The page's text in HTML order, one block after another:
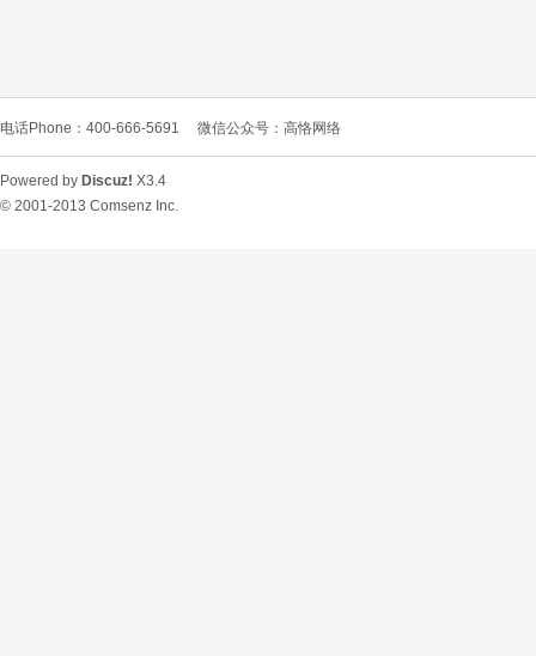
电话Phone：400-666-5691 微信公众号：高恪网络
Powered by Discuz! X3.4
© 2001-2013 Comsenz Inc.